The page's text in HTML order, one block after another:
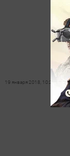
19 января 2018, 10:22